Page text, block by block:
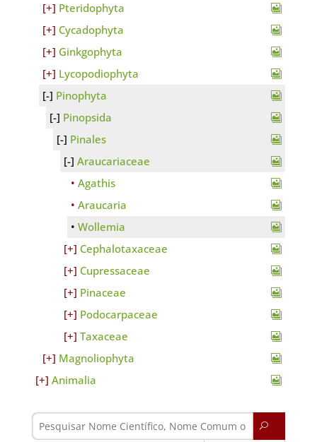
Pteridophyta
Cycadophyta
Ginkgophyta
Lycopodiophyta
Pinophyta
Pinopsida
Pinales
Araucariaceae
Agathis
Araucaria
Wollemia
Cephalotaxaceae
Cupressaceae
Pinaceae
Podocarpaceae
Taxaceae
Magnoliophyta
Animalia
U